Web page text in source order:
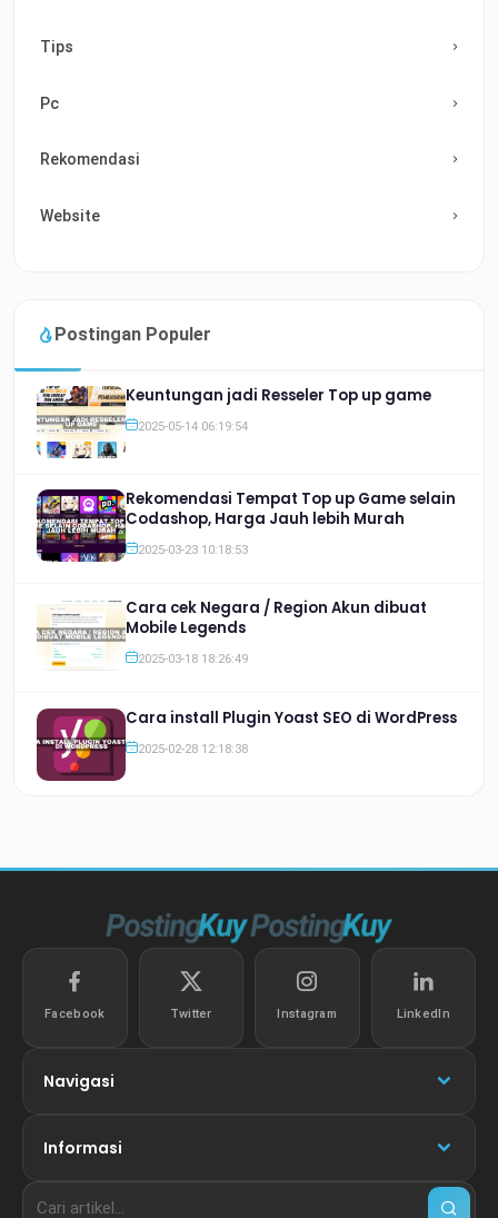
Tips
Pc
Rekomendasi
Website
Postingan Populer
Keuntungan jadi Resseler Top up game
2025-05-14 06:19:54
Rekomendasi Tempat Top up Game selain
Codashop, Harga Jauh lebih Murah
2025-03-23 10:18:53
Cara cek Negara / Region Akun dibuat
Mobile Legends
2025-03-18 18:26:49
Cara install Plugin Yoast SEO di WordPress
2025-02-28 12:18:38
Facebook Twitter Instagram LinkedIn
Navigasi
Informasi